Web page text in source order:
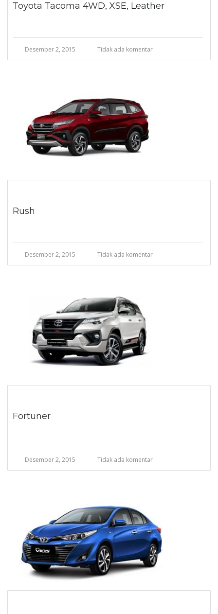
Toyota Tacoma 4WD, XSE, Leather
Desember 2, 2015 Tidak ada komentar
Rush
Desember 2, 2015 Tidak ada komentar
Fortuner
Desember 2, 2015 Tidak ada komentar